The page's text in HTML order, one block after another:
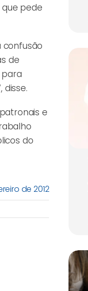
que pede
de
para
disse.
e
do
de 2012